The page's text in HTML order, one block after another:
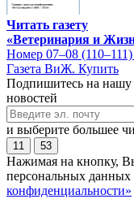
Читать газету
«Ветеринария и
Номер 07–08
Газета ВиЖ. Купить
Подпишитесь на нашу
новостей
и выберите большее
11 53
Нажимая на кнопку,
персональных данных
конфиденциальности»